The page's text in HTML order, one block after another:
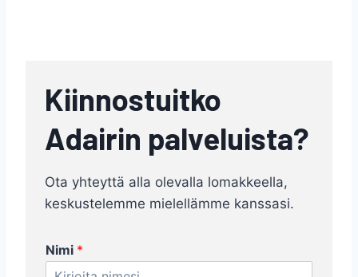
Kiinnostuitko
Adairin palveluista?
Ota yhteyttä alla olevalla lomakkeella,
keskustelemme mielellämme kanssasi.
Nimi *